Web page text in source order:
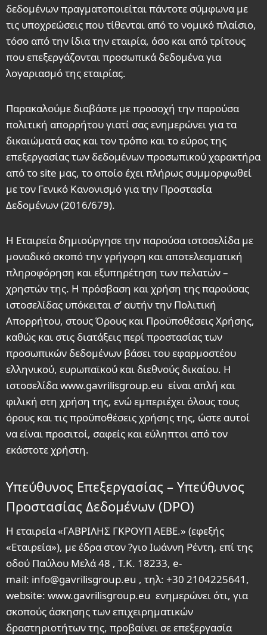
δεδομένων πραγματοποιείται πάντοτε σύμφωνα με
τις υποχρεώσεις που τίθενται από το νομικό πλαίσιο,
τόσο από την ίδια την εταιρία, όσο και από τρίτους
που επεξεργάζονται προσωπικά δεδομένα για
λογαριασμό της εταιρίας.
Παρακαλούμε διαβάστε με προσοχή την παρούσα
πολιτική απορρήτου γιατί σας ενημερώνει για τα
δικαιώματά σας και τον τρόπο και το εύρος της
επεξεργασίας των δεδομένων προσωπικού χαρακτήρα
από το site μας, το οποίο έχει πλήρως συμμορφωθεί
με τον Γενικό Κανονισμό για την Προστασία
Δεδομένων (2016/679).
H Εταιρεία δημιούργησε την παρούσα ιστοσελίδα με
μοναδικό σκοπό την γρήγορη και αποτελεσματική
πληροφόρηση και εξυπηρέτηση των πελατών –
χρηστών της. Η πρόσβαση και χρήση της παρούσας
ιστοσελίδας υπόκειται σ’ αυτήν την Πολιτική
Απορρήτου, στους Όρους και Προϋποθέσεις Χρήσης,
καθώς και στις διατάξεις περί προστασίας των
προσωπικών δεδομένων βάσει του εφαρμοστέου
ελληνικού, ευρωπαϊκού και διεθνούς δικαίου. Η
ιστοσελίδα www.gavrilisgroup.eu είναι απλή και
φιλική στη χρήση της, ενώ εμπεριέχει όλους τους
όρους και τις προϋποθέσεις χρήσης της, ώστε αυτοί
να είναι προσιτοί, σαφείς και εύληπτοι από τον
εκάστοτε χρήστη.
Υπεύθυνος Επεξεργασίας – Υπεύθυνος
Προστασίας Δεδομένων (DPO)
Η εταιρεία «ΓΑΒΡΙΛΗΣ ΓΚΡΟΥΠ ΑΕΒΕ.» (εφεξής
«Εταιρεία»), με έδρα στον ?γιο Ιωάννη Ρέντη, επί της
οδού Παύλου Μελά 48 , Τ.Κ. 18233, e-
mail: info@gavrilisgroup.eu , τηλ: +30 2104225641,
website: www.gavrilisgroup.eu ενημερώνει ότι, για
σκοπούς άσκησης των επιχειρηματικών
δραστηριοτήτων της, προβαίνει σε επεξεργασία